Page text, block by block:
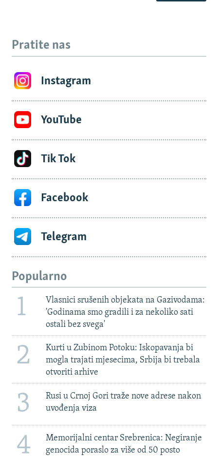
Pratite nas
Instagram
YouTube
Tik Tok
Facebook
Telegram
Popularno
1
Vlasnici srušenih objekata na Gazivodama:
'Godinama smo gradili i za nekoliko sati
ostali bez svega'
2
Kurti u Zubinom Potoku: Iskopavanja bi
mogla trajati mjesecima, Srbija bi trebala
otvoriti arhive
3
Rusi u Crnoj Gori traže nove adrese nakon
uvođenja viza
4
Memorijalni centar Srebrenica: Negiranje
genocida poraslo za više od 50 posto